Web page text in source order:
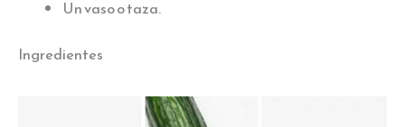
Un vaso o taza.
Ingredientes